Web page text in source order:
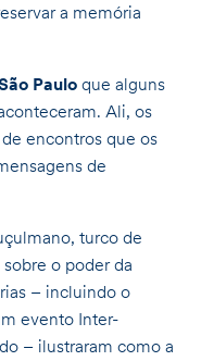
a memória
Paulo que alguns
Ali, os
encontros que os
de
turco de
o poder da
– incluindo o
evento Inter-
– ilustraram como a